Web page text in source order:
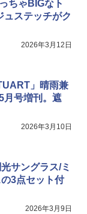
ちゃBIGなト
ュステッチがク
2026年3月12日
」晴雨兼
月号増刊。遮
2026年3月10日
サングラス/ミ
3点セット付
2026年3月9日